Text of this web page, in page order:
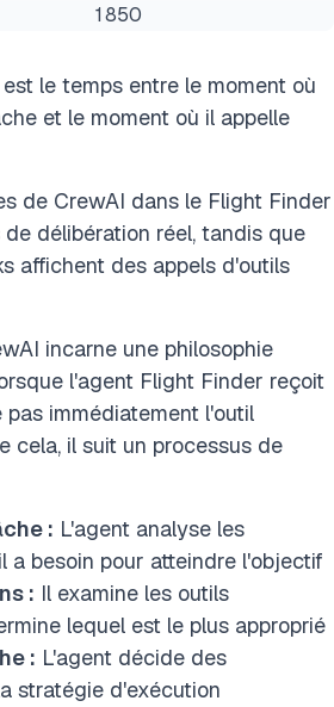
1 850
le temps entre le moment où
et le moment où il appelle
de CrewAI dans le Flight Finder
délibération réel, tandis que
affichent des appels d'outils
incarne une philosophie
l'agent Flight Finder reçoit
immédiatement l'outil
cela, il suit un processus de
: L'agent analyse les
a besoin pour atteindre l'objectif
: Il examine les outils
lequel est le plus approprié
: L'agent décide des
stratégie d'exécution